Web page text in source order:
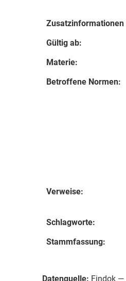
Zusatzinformationen
Gültig ab:
Materie:
Betroffene Normen:
Verweise:
Schlagworte:
Stammfassung:
Datenquelle: Findok —